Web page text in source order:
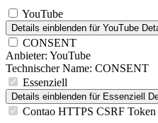
YouTube
Details einblenden für YouTube
CONSENT
Anbieter: YouTube
Technischer Name: CONSENT
Essenziell
Details einblenden für Essenziell
Contao HTTPS CSRF Token